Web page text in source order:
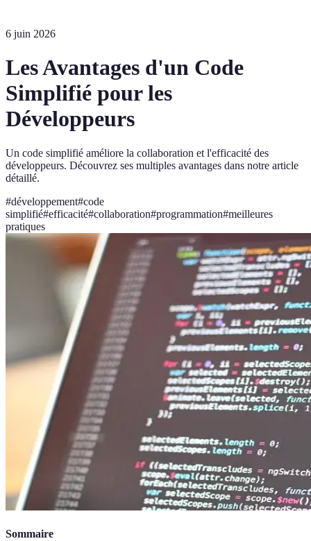
6 juin 2026
Les Avantages d'un Code
Simplifié pour les
Développeurs
Un code simplifié améliore la collaboration et l'efficacité des
développeurs. Découvrez ses multiples avantages dans notre article
détaillé.
#développement#code
simplifié#efficacité#collaboration#programmation#meilleures
pratiques
Sommaire